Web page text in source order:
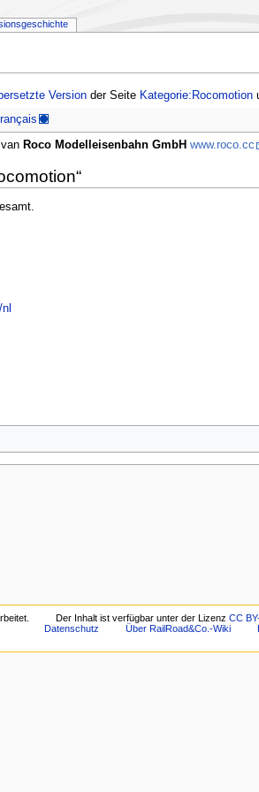
Version der Seite Kategorie:Rocomotion
Roco Modelleisenbahn GmbH www.roco.cc
Der Inhalt ist verfügbar unter der Lizenz CC
Datenschutz
Über RailRoad&Co.-Wiki